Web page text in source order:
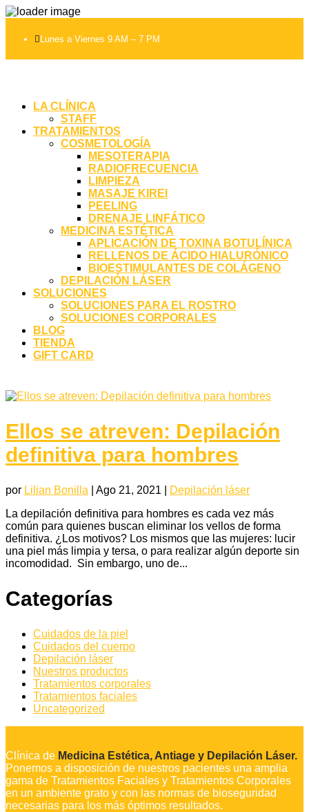
 Lunes a Viernes 9 AM – 7 PM
LA CLÍNICA
STAFF
TRATAMIENTOS
COSMETOLOGÍA
MESOTERAPIA
RADIOFRECUENCIA
LIMPIEZA
MASAJE KIREI
PEELING
DRENAJE LINFÁTICO
MEDICINA ESTÉTICA
APLICACIÓN DE TOXINA BOTULÍNICA
RELLENOS DE ÁCIDO HIALURÓNICO
BIOESTIMULANTES DE COLÁGENO
DEPILACIÓN LÁSER
SOLUCIONES
SOLUCIONES PARA EL ROSTRO
SOLUCIONES CORPORALES
BLOG
TIENDA
GIFT CARD
Ellos se atreven: Depilación
definitiva para hombres
por Lilian Bonilla Ago 21, 2021
Depilación láser
La depilación definitiva para hombres es cada vez más
común para quienes buscan eliminar los vellos de forma
definitiva. ¿Los motivos? Los mismos que las mujeres: lucir
una piel más limpia y tersa, o para realizar algún deporte sin
incomodidad. Sin embargo, uno de...
Categorías
Cuidados de la piel
Cuidados del cuerpo
Depilación láser
Nuestros productos
Tratamientos corporales
Tratamientos faciales
Uncategorized
Clínica de Medicina Estética, Antiage y Depilación Láser.
Ponemos a disposición de nuestros pacientes una amplia
gama de Tratamientos Faciales y Tratamientos Corporales
en un ambiente grato y con las normas de bioseguridad
necesarias para los más óptimos resultados.